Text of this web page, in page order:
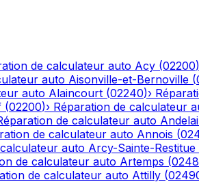
de calculateur auto Acy (02200)
auto Aisonville-et-Bernoville (
auto Alaincourt (02240)›
(02200)› Réparation de calculateur
de calculateur auto
de calculateur auto Annois (
auto Arcy-Sainte-Restitue
de calculateur auto Artemps (
de calculateur auto Attilly (